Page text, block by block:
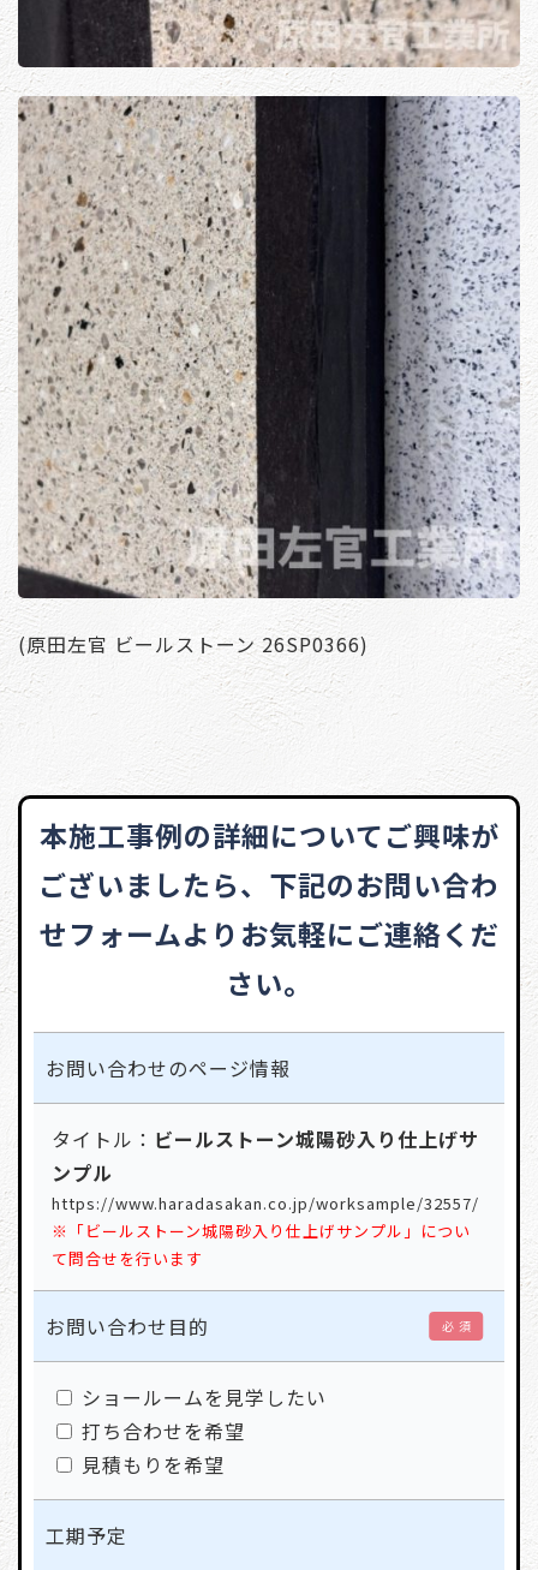
(原田左官 ビールストーン 26SP0366)
本施工事例の詳細についてご興味が
ございましたら、 下記のお問い合わ
せフォームよりお気軽にご連絡くだ
さい。
お問い合わせのページ情報
タイトル： ビールストーン城陽砂入り仕上げサ
ンプル
https://www.haradasakan.co.jp/worksample/32557/
※「ビールストーン城陽砂入り仕上げサンプル」につい
て問合せを行います
お問い合わせ目的 必 須
ショールームを見学したい
打ち合わせを希望
見積もりを希望
工期予定